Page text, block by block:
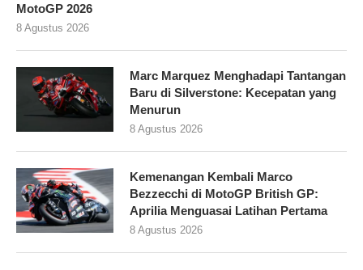
MotoGP 2026
8 Agustus 2026
Marc Marquez Menghadapi Tantangan
Baru di Silverstone: Kecepatan yang
Menurun
8 Agustus 2026
Kemenangan Kembali Marco
Bezzecchi di MotoGP British GP:
Aprilia Menguasai Latihan Pertama
8 Agustus 2026